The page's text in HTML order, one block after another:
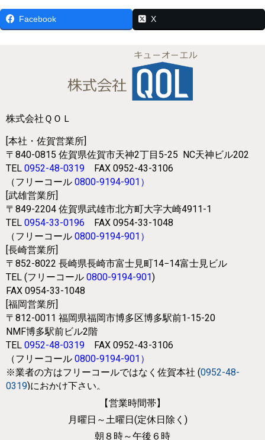
Facebook X
株式会社ＱＯＬ
[本社・佐賀営業所]
〒840-0815 佐賀県佐賀市天神2丁目5-25 NC天神ビル202
TEL 0952-48-0319
FAX 0952-43-3106
（フリーコール 0800-9194-901 ）
[武雄営業所]
〒849-2204 佐賀県武雄市北方町大字大崎4911-1
TEL 0954-33-0196
FAX 0954-33-1048
（フリーコール 0800-9194-901 ）
[長崎営業所]
〒852-8022 長崎県長崎市富士見町14−14富士見ビル
TEL (フリーコール 0800-9194-901)
FAX 0954-33-1048
[福岡営業所]
〒812-0011 福岡県福岡市博多区博多駅前1-15-20
NMF博多駅前ビル2階
TEL 0952-48-0319
FAX 0952-43-3106
（フリーコール 0800-9194-901 ）
※業者の方はフリーコールではなく 佐賀本社 (0952-48-
0319)におかけ下さい。
【営業時間帯】
月曜日～土曜日(定休日除く)
朝８時～午後６時